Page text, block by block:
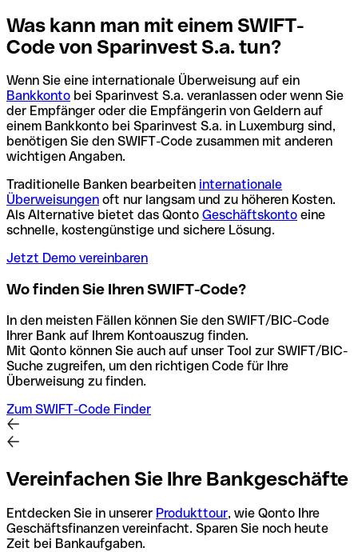
Was kann man mit einem SWIFT-
Code von Sparinvest S.a. tun?
Wenn Sie eine internationale Überweisung auf ein
Bankkonto bei Sparinvest S.a. veranlassen oder wenn Sie
der Empfänger oder die Empfängerin von Geldern auf
einem Bankkonto bei Sparinvest S.a. in Luxemburg sind,
benötigen Sie den SWIFT-Code zusammen mit anderen
wichtigen Angaben.
Traditionelle Banken bearbeiten internationale
Überweisungen oft nur langsam und zu höheren Kosten.
Als Alternative bietet das Qonto Geschäftskonto eine
schnelle, kostengünstige und sichere Lösung.
Jetzt Demo vereinbaren
Wo finden Sie Ihren SWIFT-Code?
In den meisten Fällen können Sie den SWIFT/BIC-Code
Ihrer Bank auf Ihrem Kontoauszug finden.
Mit Qonto können Sie auch auf unser Tool zur SWIFT/BIC-
Suche zugreifen, um den richtigen Code für Ihre
Überweisung zu finden.
Zum SWIFT-Code Finder
Vereinfachen Sie Ihre Bankgeschäfte
Entdecken Sie in unserer Produkttour, wie Qonto Ihre
Geschäftsfinanzen vereinfacht. Sparen Sie noch heute
Zeit bei Bankaufgaben.